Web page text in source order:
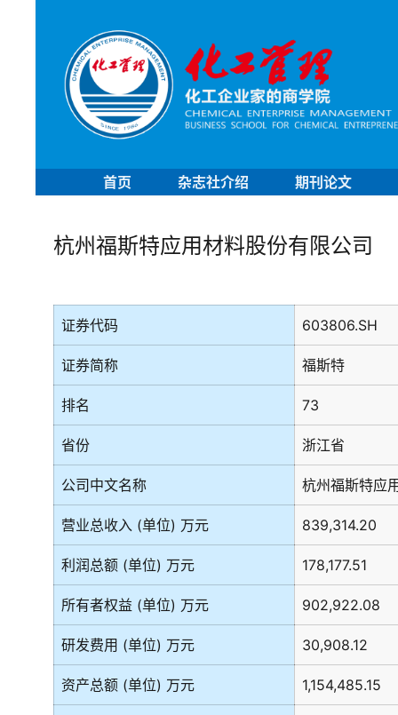
首页 杂志社介绍 期刊论文
杭州福斯特应用材料股份有限公司
证券代码 603806.SH
证券简称 福斯特
排名 73
省份 浙江省
公司中文名称 杭州福斯特应
营业总收入 (单位) 万元 839,314.20
利润总额 (单位) 万元 178,177.51
所有者权益 (单位) 万元 902,922.08
研发费用 (单位) 万元 30,908.12
资产总额 (单位) 万元 1,154,485.15